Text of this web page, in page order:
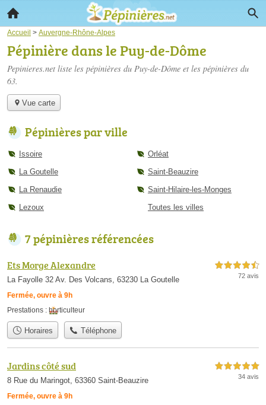
Accueil > Auvergne-Rhône-Alpes
Pépinière dans le Puy-de-Dôme
Pepinieres.net liste les pépinières du Puy-de-Dôme et les pépinières du
63.
Vue carte
Pépinières par ville
Issoire
La Goutelle
La Renaudie
Lezoux
Orléat
Saint-Beauzire
Saint-Hilaire-les-Monges
Toutes les villes
7 pépinières référencées
Ets Morge Alexandre
La Fayolle 32 Av. Des Volcans, 63230 La Goutelle
Fermée, ouvre à 9h
4,5 étoiles sur 5
72 avis
Prestations : horticulteur
Horaires Téléphone
Jardins côté sud
8 Rue du Maringot, 63360 Saint-Beauzire
Fermée, ouvre à 9h
5,0 étoiles sur 5
34 avis